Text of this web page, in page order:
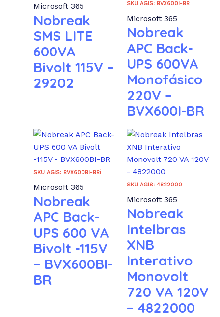
Microsoft 365
Nobreak
SMS LITE
600VA
Bivolt 115V –
29202
SKU AGIS: BVX600I-BR
Microsoft 365
Nobreak
APC Back-
UPS 600VA
Monofásico
220V –
BVX600I-BR
SKU AGIS: BVX600BI-BRi
Microsoft 365
Nobreak
APC Back-
UPS 600 VA
Bivolt -115V
– BVX600BI-
BR
SKU AGIS: 4822000
Microsoft 365
Nobreak
Intelbras
XNB
Interativo
Monovolt
720 VA 120V
– 4822000